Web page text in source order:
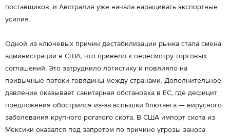
поставщиков, и Австралия уже начала наращивать экспортные
усилия.
Одной из ключевых причин дестабилизации рынка стала смена
администрации в США, что привело к пересмотру торговых
соглашений. Это затруднило логистику и повлияло на
привычные потоки говядины между странами. Дополнительное
давление оказывает санитарная обстановка в ЕС, где дефицит
предложения обострился из-за вспышки блютанга — вирусного
заболевания крупного рогатого скота. В США импорт скота из
Мексики оказался под запретом по причине угрозы заноса